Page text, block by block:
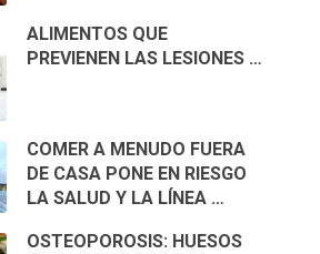
ALIMENTOS QUE
PREVIENEN LAS LESIONES …
COMER A MENUDO FUERA
DE CASA PONE EN RIESGO
LA SALUD Y LA LÍNEA …
OSTEOPOROSIS: HUESOS